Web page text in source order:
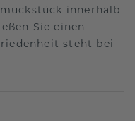
innerhalb
Sie einen
steht bei